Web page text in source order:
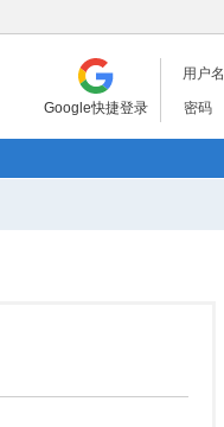
用户名
密码
Google快捷登录